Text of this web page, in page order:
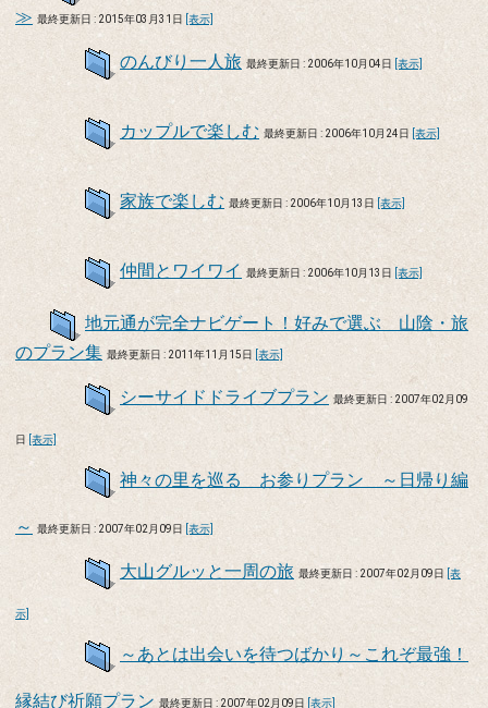
≫ 最終更新日 : 2015年03月31日 [表示]
のんびり一人旅 最終更新日 : 2006年10月04日 [表示]
カップルで楽しむ 最終更新日 : 2006年10月24日 [表示]
家族で楽しむ 最終更新日 : 2006年10月13日 [表示]
仲間とワイワイ 最終更新日 : 2006年10月13日 [表示]
地元通が完全ナビゲート！好みで選ぶ 山陰・旅
のプラン集 最終更新日 : 2011年11月15日 [表示]
シーサイドドライブプラン 最終更新日 : 2007年02月09
日 [表示]
神々の里を巡る お参りプラン ～日帰り編
～ 最終更新日 : 2007年02月09日 [表示]
大山グルッと一周の旅 最終更新日 : 2007年02月09日 [表
示]
～あとは出会いを待つばかり～これぞ最強！
縁結び祈願プラン 最終更新日 : 2007年02月09日 [表示]